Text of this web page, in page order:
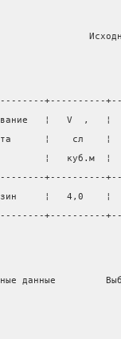
+----------
¦   V  ,
¦    сл    ¦
¦   куб.м  ¦
+----------
¦   4,0    ¦
+----------
данные